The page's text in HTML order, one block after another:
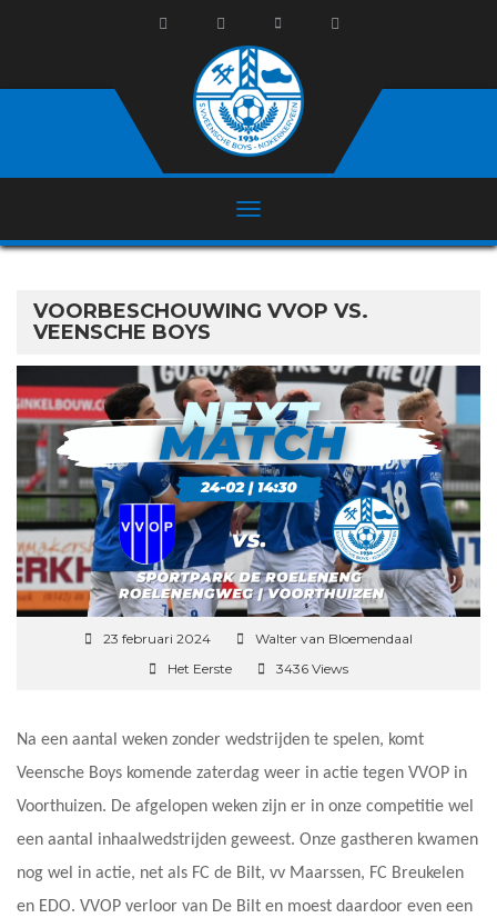
VOORBESCHOUWING VVOP VS.
VEENSCHE BOYS
23 februari 2024
Walter van Bloemendaal
Het Eerste
3436 Views
Na een aantal weken zonder wedstrijden te spelen, komt
Veensche Boys komende zaterdag weer in actie tegen VVOP in
Voorthuizen. De afgelopen weken zijn er in onze competitie wel
een aantal inhaalwedstrijden geweest. Onze gastheren kwamen
nog wel in actie, net als FC de Bilt, vv Maarssen, FC Breukelen
en EDO. VVOP verloor van De Bilt en moest daardoor even een